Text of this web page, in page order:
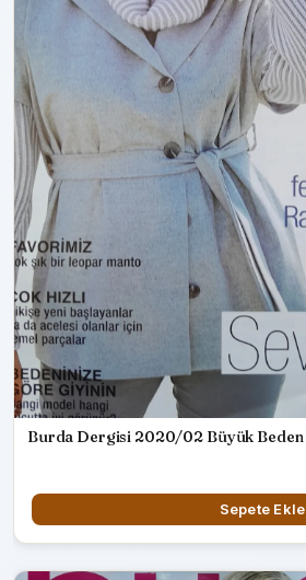
Burda Dergisi 2020/02 Büyük Beden
Sepete Ekle